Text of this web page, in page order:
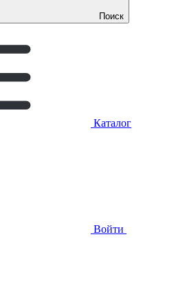
Поиск
Каталог
Войти